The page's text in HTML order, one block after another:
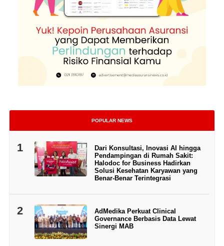
POPULAR NEWS
1
Dari Konsultasi, Inovasi AI hingga
Pendampingan di Rumah Sakit:
Halodoc for Business Hadirkan
Solusi Kesehatan Karyawan yang
Benar-Benar Terintegrasi
2
AdMedika Perkuat Clinical
Governance Berbasis Data Lewat
Sinergi MAB